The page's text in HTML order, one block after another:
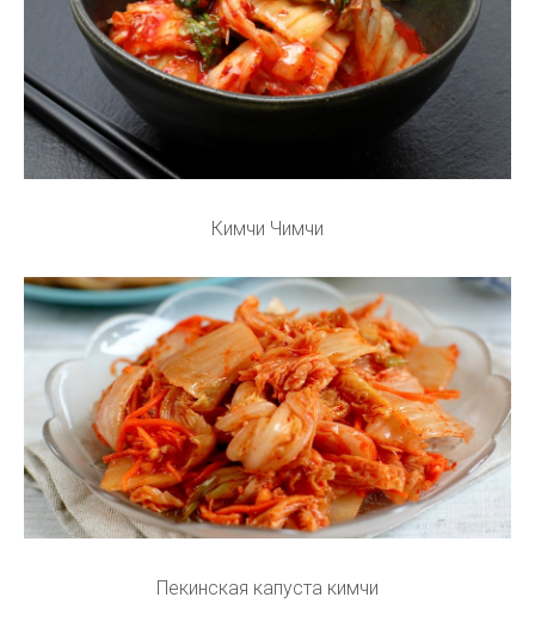
Кимчи Чимчи
Пекинская капуста кимчи